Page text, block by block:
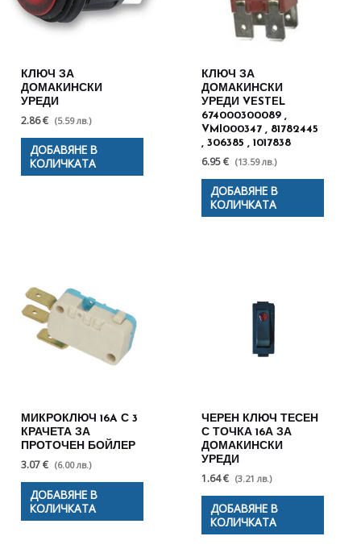
КЛЮЧ ЗА
ДОМАКИНСКИ
УРЕДИ
2.86 € (5.59 лв.)
ДОБАВЯНЕ В
КОЛИЧКАТА
КЛЮЧ ЗА
ДОМАКИНСКИ
УРЕДИ VESTEL
674000300089 ,
VMI000347 , 81782445
, 306385 , 1017838
6.95 € (13.59 лв.)
ДОБАВЯНЕ В
КОЛИЧКАТА
МИКРОКЛЮЧ 16A С 3
КРАЧЕТА ЗА
ПРОТОЧЕН БОЙЛЕР
3.07 € (6.00 лв.)
ДОБАВЯНЕ В
КОЛИЧКАТА
ЧЕРЕН КЛЮЧ ТЕСЕН
С ТОЧКА 16А ЗА
ДОМАКИНСКИ
УРЕДИ
1.64 € (3.21 лв.)
ДОБАВЯНЕ В
КОЛИЧКАТА